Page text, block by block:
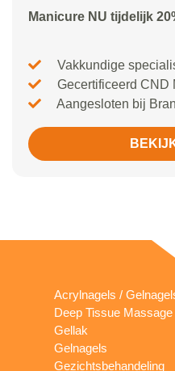
Manicure NU tijdelijk
Vakkundige
Gecertificeerd CND
Aangesloten bij
Acrylnagels /
Deep Tissue Massage
Gellak
Gelnagels
Gezichtsbehandeling